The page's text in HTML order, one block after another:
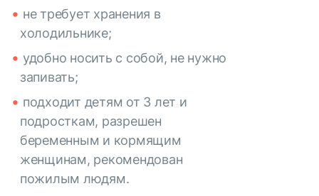
не требует хранения в
холодильнике;
удобно носить с собой, не нужно
запивать;
подходит детям от 3 лет и
подросткам, разрешен
беременным и кормящим
женщинам, рекомендован
пожилым людям.